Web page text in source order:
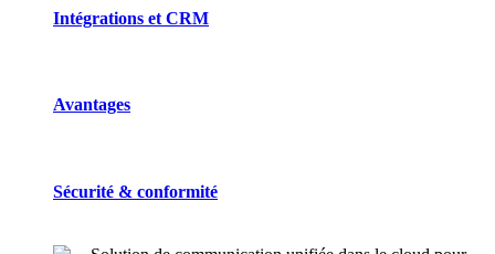
Intégrations et CRM
Avantages
Sécurité & conformité